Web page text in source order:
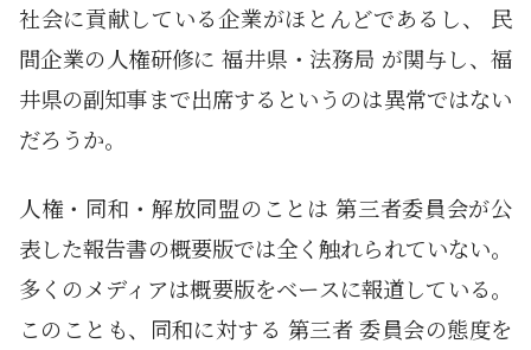
社会に貢献している企業がほとんどであるし、 民
間企業の人権研修に 福井県・法務局 が関与し、福
井県の副知事まで出席するというのは異常ではない
だろうか。
人権・同和・解放同盟のことは 第三者委員会が公
表した報告書の概要版では全く触れられていない。
多くのメディアは概要版をベースに報道している。
このことも、同和に対する 第三者 委員会の態度を